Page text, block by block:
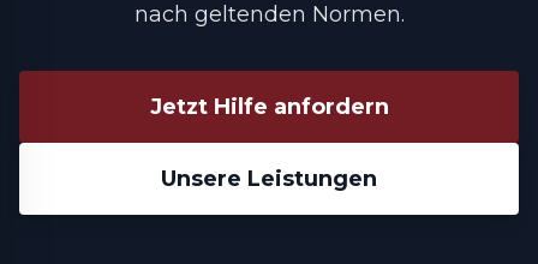
nach geltenden Normen.
Jetzt Hilfe anfordern
Unsere Leistungen